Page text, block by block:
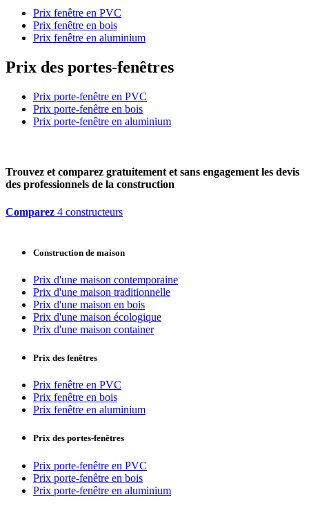
Prix fenêtre en PVC
Prix fenêtre en bois
Prix fenêtre en aluminium
Prix des portes-fenêtres
Prix porte-fenêtre en PVC
Prix porte-fenêtre en bois
Prix porte-fenêtre en aluminium
Trouvez et comparez gratuitement et sans engagement les devis
des professionnels de la construction
Comparez 4 constructeurs
Construction de maison
Prix d'une maison contemporaine
Prix d'une maison traditionnelle
Prix d'une maison en bois
Prix d'une maison écologique
Prix d'une maison container
Prix des fenêtres
Prix fenêtre en PVC
Prix fenêtre en bois
Prix fenêtre en aluminium
Prix des portes-fenêtres
Prix porte-fenêtre en PVC
Prix porte-fenêtre en bois
Prix porte-fenêtre en aluminium